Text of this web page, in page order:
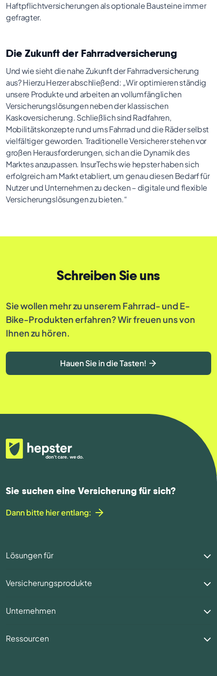
Haftpflichtversicherungen als optionale Bausteine immer
gefragter.
Die Zukunft der Fahrradversicherung
Und wie sieht die nahe Zukunft der Fahrradversicherung
aus? Hierzu Herzer abschließend: „Wir optimieren ständig
unsere Produkte und arbeiten an vollumfänglichen
Versicherungslösungen neben der klassischen
Kaskoversicherung. Schließlich sind Radfahren,
Mobilitätskonzepte rund ums Fahrrad und die Räder selbst
vielfältiger geworden. Traditionelle Versicherer stehen vor
großen Herausforderungen, sich an die Dynamik des
Marktes anzupassen. InsurTechs wie hepster haben sich
erfolgreich am Markt etabliert, um genau diesen Bedarf für
Nutzer und Unternehmen zu decken – digitale und flexible
Versicherungslösungen zu bieten.“
Schreiben Sie uns
Sie wollen mehr zu unserem Fahrrad- und E-
Bike-Produkten erfahren? Wir freuen uns von
Ihnen zu hören.
Hauen Sie in die Tasten!
Sie suchen eine Versicherung für sich?
Dann bitte hier entlang:
Lösungen für
Versicherungsprodukte
Unternehmen
Ressourcen